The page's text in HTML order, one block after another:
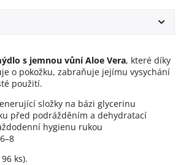
s jemnou vůní Aloe Vera, které díky
o pokožku, zabraňuje jejímu vysychání
použití.
složky na bázi glycerinu
před podrážděním a dehydratací
hygienu rukou
ks).